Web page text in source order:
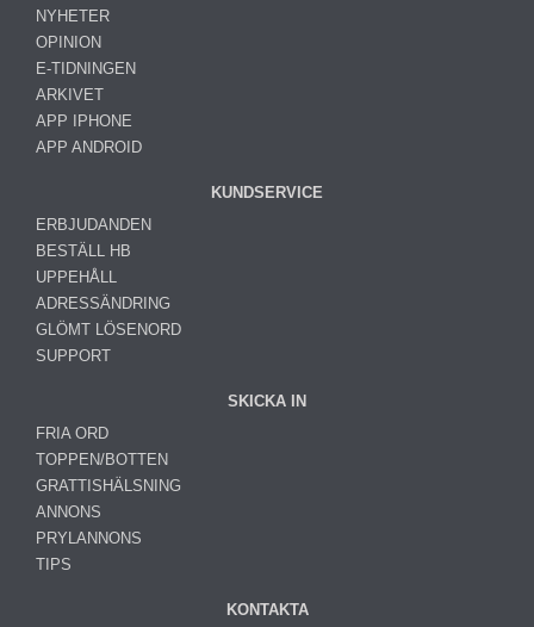
NYHETER
OPINION
E-TIDNINGEN
ARKIVET
APP IPHONE
APP ANDROID
KUNDSERVICE
ERBJUDANDEN
BESTÄLL HB
UPPEHÅLL
ADRESSÄNDRING
GLÖMT LÖSENORD
SUPPORT
SKICKA IN
FRIA ORD
TOPPEN/BOTTEN
GRATTISHÄLSNING
ANNONS
PRYLANNONS
TIPS
KONTAKTA